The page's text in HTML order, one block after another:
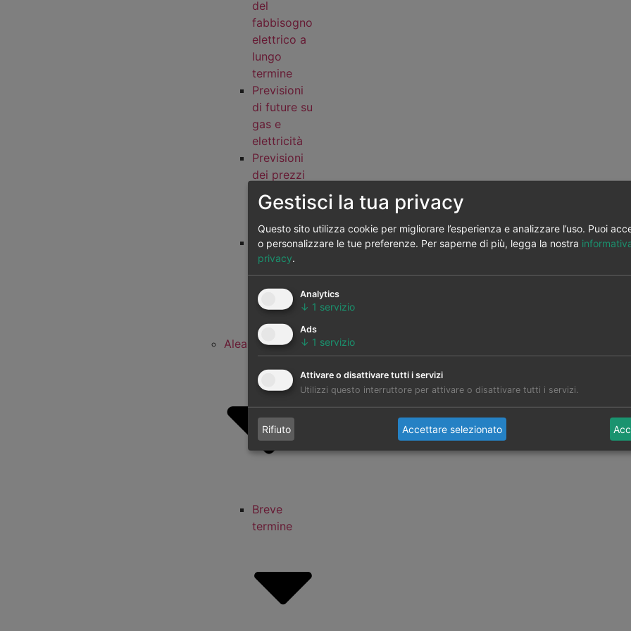
del
fabbisogno
elettrico a
lungo
termine
Previsioni
di future su
gas e
elettricità
Previsioni
dei prezzi
del gas a
lungo
termine
Previsioni
del
fabbisogno
del gas a
lungo
termine
AleaBlue
Breve
termine
Gestisci la tua privacy
Questo sito utilizza cookie per migliorare l’esperienza e analizzare l’uso. Puoi
o personalizzare le tue preferenze. Per saperne di più, legga la nostra
privacy.
Analytics
↓ 1 servizio
Ads
↓ 1 servizio
Attivare o disattivare tutti i servizi
Utilizzi questo interruttore per attivare o disattivare tutti i servizi.
Rifiuto Accettare selezionato